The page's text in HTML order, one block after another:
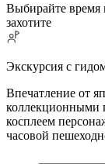
Выбирайте время
захотите
Экскурсия с
Впечатление от
коллекционными
косплеем
часовой